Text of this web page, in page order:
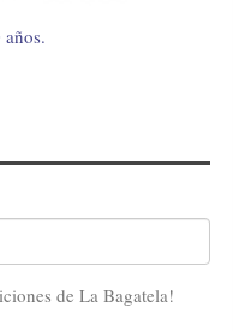
de La Bagatela!